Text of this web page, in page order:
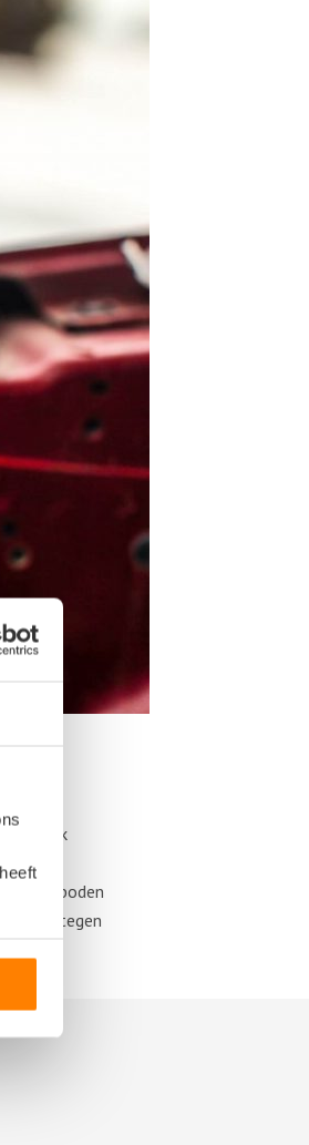
je ook
De
aangeboden
kun jij tegen